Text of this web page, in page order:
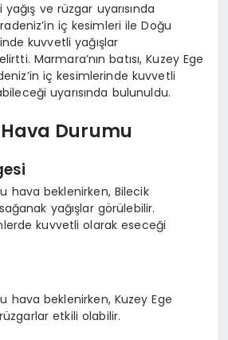
ve rüzgar uyarısında
iç kesimleri ile Doğu
kuvvetli yağışlar
Marmara’nın batısı, Kuzey Ege
iç kesimlerinde kuvvetli
uyarısında bulunuldu.
Durumu
hava beklenirken, Bilecik
yağışlar görülebilir.
kuvvetli olarak eseceği
hava beklenirken, Kuzey Ege
etkili olabilir.